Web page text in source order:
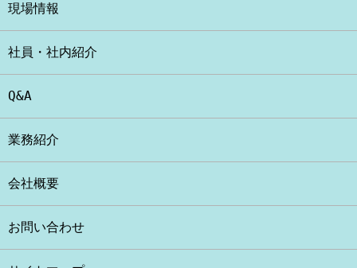
現場情報
社員・社内紹介
Q&A
業務紹介
会社概要
お問い合わせ